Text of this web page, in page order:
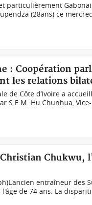
particulièrement
(28ans) ce
: Coopération
les relations
de Côte d’Ivoire a
S.E.M. Hu Chunhua,
Chukwu,
entraîneur des
de 74 ans. La